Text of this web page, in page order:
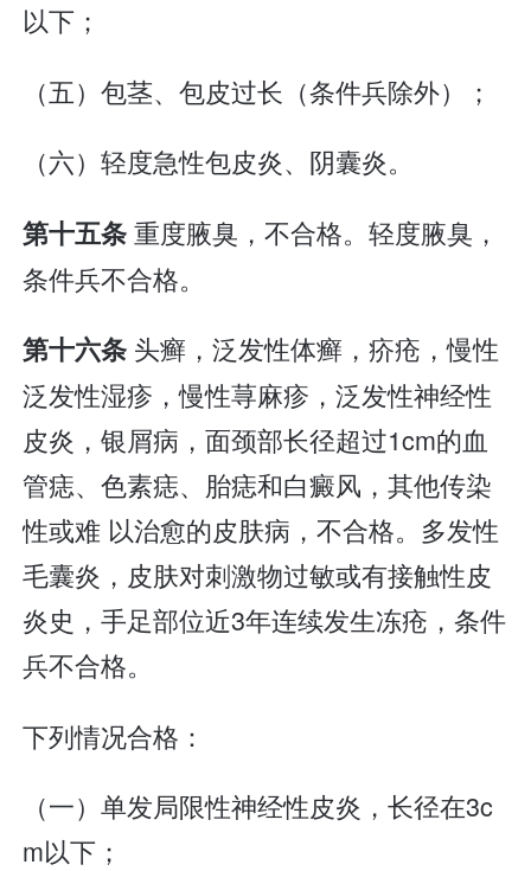
以下；
（五）包茎、包皮过长（条件兵除外）；
（六）轻度急性包皮炎、阴囊炎。
第十五条重度腋臭，不合格。轻度腋臭，
条件兵不合格。
第十六条 头癣，泛发性体癣，疥疮，慢性
泛发性湿疹，慢性荨麻疹，泛发性神经性
皮炎，银屑病，面颈部长径超过1cm的血
管痣、色素痣、胎痣和白癜风，其他传染
性或难 以治愈的皮肤病，不合格。多发性
毛囊炎，皮肤对刺激物过敏或有接触性皮
炎史，手足部位近3年连续发生冻疮，条件
兵不合格。
下列情况合格：
（一）单发局限性神经性皮炎，长径在3c
m以下；